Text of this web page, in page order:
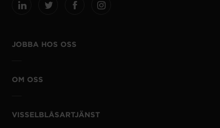
JOBBA HOS OSS
OM OSS
VISSELBLÅSARTJÄNST